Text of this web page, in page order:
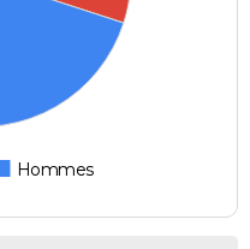
Hommes